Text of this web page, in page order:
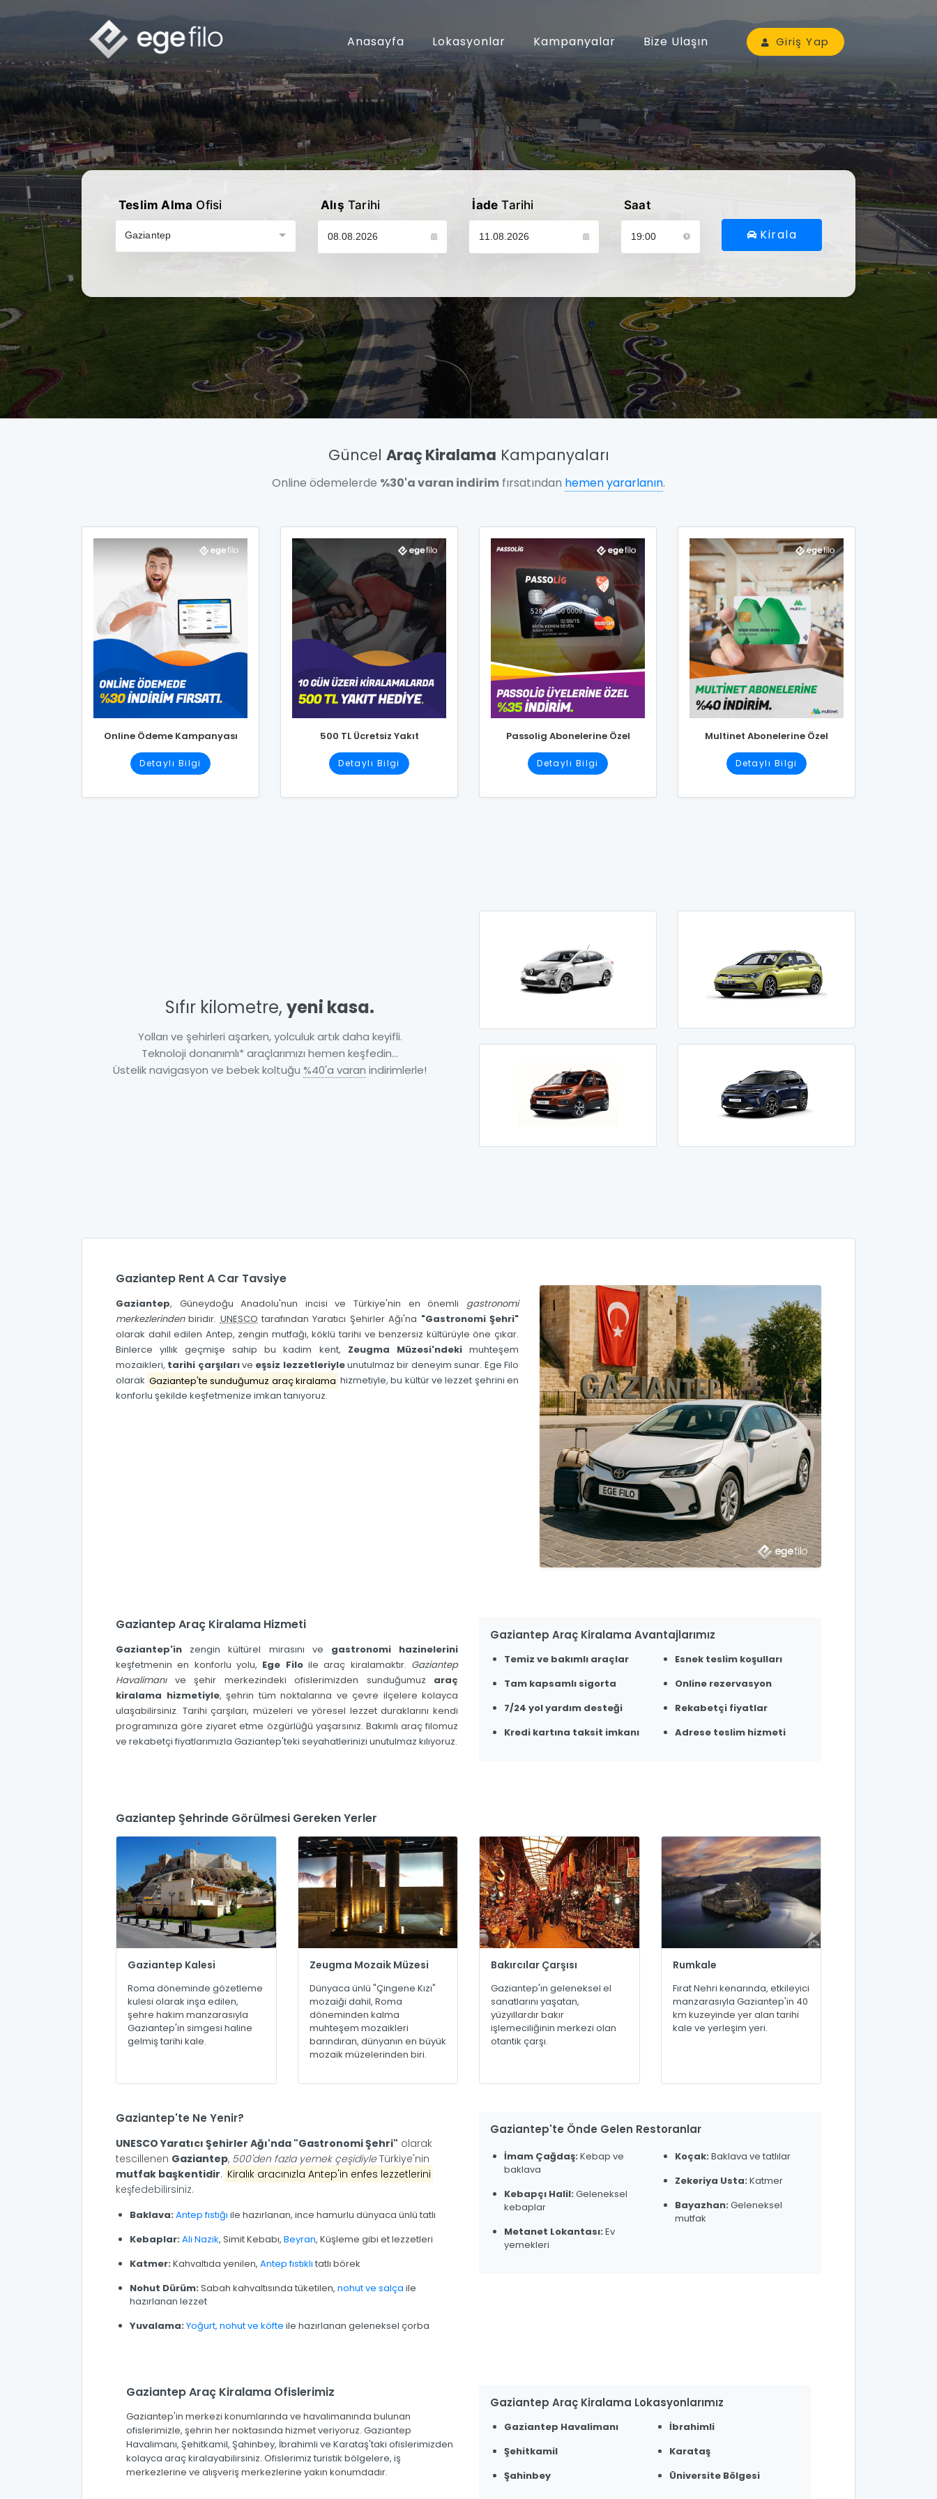
Anasayfa Lokasyonlar Kampanyalar Bize Ulaşın Giriş Yap
Teslim Alma Ofisi
Gaziantep
Alış Tarihi
Lütfen araç alış tarihinizi seçin
İade Tarihi
Lütfen araç iade tarihinizi seçin
Saat
Lütfen araç alış saatinizi seçin Kirala
Güncel Araç Kiralama Kampanyaları
Online ödemelerde %30'a varan indirim fırsatından hemen yararlanın.
Online Ödeme Kampanyası
Detaylı Bilgi
500 TL Ücretsiz Yakıt
Detaylı Bilgi
Passolig Abonelerine Özel
Detaylı Bilgi
Multinet Abonelerine Özel
Detaylı Bilgi
Sıfır kilometre, yeni kasa.
Yolları ve şehirleri aşarken, yolculuk artık daha keyifli.
Teknoloji donanımlı* araçlarımızı hemen keşfedin...
Üstelik navigasyon ve bebek koltuğu %40'a varan indirimlerle!
Gaziantep Rent A Car Tavsiye
Gaziantep, Güneydoğu Anadolu'nun incisi ve Türkiye'nin en önemli gastronomi
merkezlerindenbiridir. UNESCO tarafından Yaratıcı Şehirler Ağı'na "Gastronomi Şehri"
olarak dahil edilen Antep, zengin mutfağı, köklü tarihi ve benzersiz kültürüyle öne çıkar.
Binlerce yıllık geçmişe sahip bu kadim kent, Zeugma Müzesi'ndekimuhteşem
mozaikleri, tarihi çarşılarıve eşsiz lezzetleriyleunutulmaz bir deneyim sunar. Ege Filo
olarak Gaziantep'te sunduğumuz araç kiralama hizmetiyle, bu kültür ve lezzet şehrini en
konforlu şekilde keşfetmenize imkan tanıyoruz.
Gaziantep Araç Kiralama Hizmeti
Gaziantep'in zengin kültürel mirasını ve gastronomi hazinelerini
keşfetmenin en konforlu yolu, Ege Filoile araç kiralamaktır. Gaziantep
Havalimanıve şehir merkezindeki ofislerimizden sunduğumuz araç
kiralama hizmetiyle, şehrin tüm noktalarına ve çevre ilçelere kolayca
ulaşabilirsiniz. Tarihi çarşıları, müzeleri ve yöresel lezzet duraklarını kendi
programınıza göre ziyaret etme özgürlüğü yaşarsınız. Bakımlı araç filomuz
ve rekabetçi fiyatlarımızla Gaziantep'teki seyahatlerinizi unutulmaz kılıyoruz.
Gaziantep Araç Kiralama Avantajlarımız
Temiz ve bakımlı araçlar
Tam kapsamlı sigorta
7/24 yol yardım desteği
Kredi kartına taksit imkanı
Esnek teslim koşulları
Online rezervasyon
Rekabetçi fiyatlar
Adrese teslim hizmeti
Gaziantep Şehrinde Görülmesi Gereken Yerler
Gaziantep Kalesi
Roma döneminde gözetleme
kulesi olarak inşa edilen,
şehre hakim manzarasıyla
Gaziantep'in simgesi haline
gelmiş tarihi kale.
Zeugma Mozaik Müzesi
Dünyaca ünlü "Çingene Kızı"
mozaiği dahil, Roma
döneminden kalma
muhteşem mozaikleri
barındıran, dünyanın en büyük
mozaik müzelerinden biri.
Bakırcılar Çarşısı
Gaziantep'in geleneksel el
sanatlarını yaşatan,
yüzyıllardır bakır
işlemeciliğinin merkezi olan
otantik çarşı.
Rumkale
Fırat Nehri kenarında, etkileyici
manzarasıyla Gaziantep'in 40
km kuzeyinde yer alan tarihi
kale ve yerleşim yeri.
Gaziantep'te Ne Yenir?
UNESCO Yaratıcı Şehirler Ağı'nda "Gastronomi Şehri" olarak
tescillenen Gaziantep, 500'den fazla yemek çeşidiyleTürkiye'nin
mutfak başkentidir. Kiralık aracınızla Antep'in enfes lezzetlerini
keşfedebilirsiniz.
Baklava:Antep fıstığı ile hazırlanan, ince hamurlu dünyaca ünlü tatlı
Kebaplar:Ali Nazik, Simit Kebabı, Beyran, Küşleme gibi et lezzetleri
Katmer:Kahvaltıda yenilen, Antep fıstıklı tatlı börek
Nohut Dürüm:Sabah kahvaltısında tüketilen, nohut ve salça ile
hazırlanan lezzet
Yuvalama:Yoğurt, nohut ve köfte ile hazırlanan geleneksel çorba
Gaziantep'te Önde Gelen Restoranlar
İmam Çağdaş: Kebap ve
baklava
Kebapçı Halil: Geleneksel
kebaplar
Metanet Lokantası: Ev
yemekleri
Koçak: Baklava ve tatlılar
Zekeriya Usta: Katmer
Bayazhan: Geleneksel
mutfak
Gaziantep Araç Kiralama Ofislerimiz
Gaziantep'in merkezi konumlarında ve havalimanında bulunan
ofislerimizle, şehrin her noktasında hizmet veriyoruz. Gaziantep
Havalimanı, Şehitkamil, Şahinbey, İbrahimli ve Karataş'taki ofislerimizden
kolayca araç kiralayabilirsiniz. Ofislerimiz turistik bölgelere, iş
merkezlerine ve alışveriş merkezlerine yakın konumdadır.
Gaziantep Araç Kiralama Lokasyonlarımız
Gaziantep Havalimanı
Şehitkamil
Şahinbey
İbrahimli
Karataş
Üniversite Bölgesi